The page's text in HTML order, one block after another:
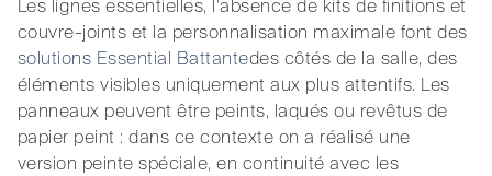
Les lignes essentielles, l'absence de kits de finitions et
couvre-joints et la personnalisation maximale font des
solutions Essential Battantedes côtés de la salle, des
éléments visibles uniquement aux plus attentifs. Les
panneaux peuvent être peints, laqués ou revêtus de
papier peint : dans ce contexte on a réalisé une
version peinte spéciale, en continuité avec les